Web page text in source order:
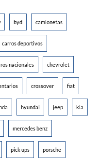
byd camionetas
carros deportivos
nacionales chevrolet
crossover fiat
hyundai jeep kia
mercedes benz
pick ups porsche